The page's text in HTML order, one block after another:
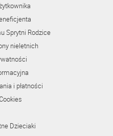
Sprytni Rodzice
nieletnich
i płatności
Dzieciaki